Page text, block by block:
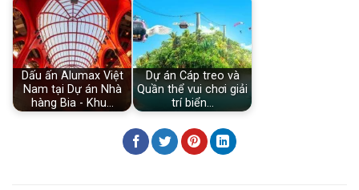
Dấu ấn Alumax Việt
Nam tại Dự án Nhà
hàng Bia - Khu…
Dự án Cáp treo và
Quần thể vui chơi giải
trí biển…